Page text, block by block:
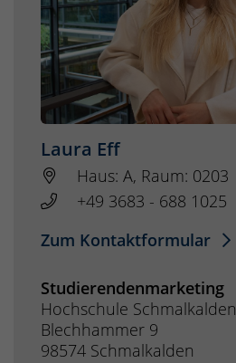
Laura Eff
Haus: A, Raum: 0203
+49 3683 - 688 1025
Zum Kontaktformular
Studierendenmarketing
Hochschule Schmalkalden
Blechhammer 9
98574 Schmalkalden